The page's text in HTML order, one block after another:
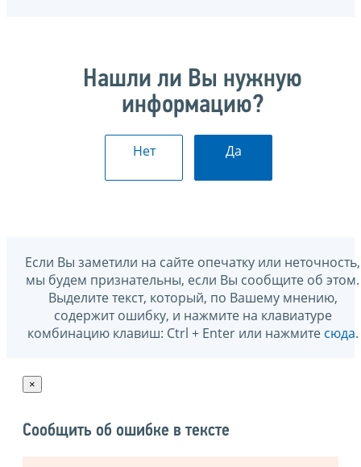
Нашли ли Вы нужную
информацию?
Нет Да
Если Вы заметили на сайте опечатку или неточность,
мы будем признательны, если Вы сообщите об этом.
Выделите текст, который, по Вашему мнению,
содержит ошибку, и нажмите на клавиатуре
комбинацию клавиш: Ctrl + Enter или нажмите сюда.
×
Сообщить об ошибке в тексте